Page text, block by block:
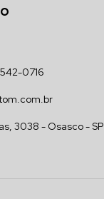
0716
3038 - Osasco - SP